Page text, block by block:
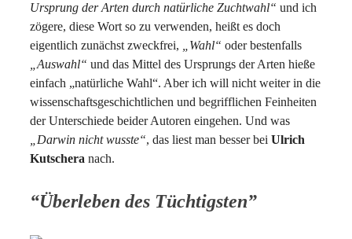
Ursprung der Arten durch natürliche Zuchtwahl“ und ich
zögere, diese Wort so zu verwenden, heißt es doch
eigentlich zunächst zweckfrei,
„Wahl“ oder bestenfalls
„Auswahl“ und das Mittel des Ursprungs der Arten hieße
einfach „natürliche Wahl“. Aber ich will nicht weiter in die
wissenschaftsgeschichtlichen und begrifflichen Feinheiten
der Unterschiede beider Autoren eingehen. Und was
„Darwin nicht wusste“, das liest man besser bei Ulrich
Kutschera nach.
“Überleben des Tüchtigsten”